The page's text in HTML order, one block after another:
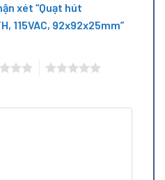
xét “Quạt hút
115VAC, 92x92x25mm”